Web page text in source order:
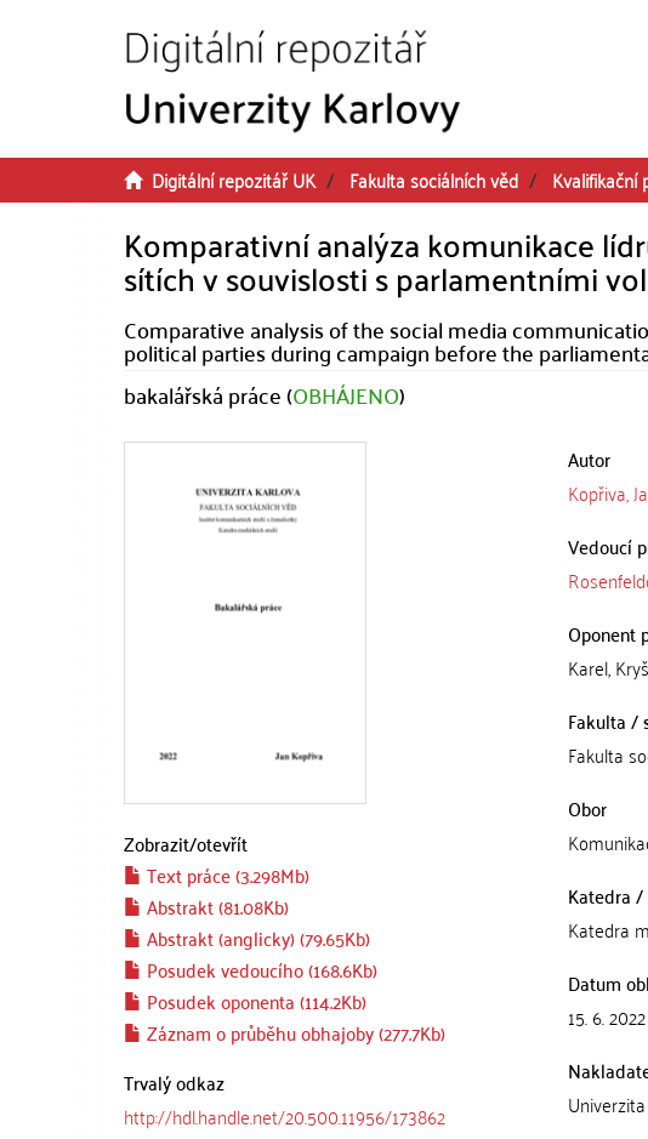
Digitální repozitář UK Fakulta sociálních věd Kvalifikační
Komparativní analýza komunikace
sítích v souvislosti s parlamentními
Comparative analysis of the social media
political parties during campaign before the
bakalářská práce (OBHÁJENO)
Zobrazit/otevřít
Text práce (3.298Mb)
Abstrakt (81.08Kb)
Abstrakt (anglicky) (79.65Kb)
Posudek vedoucího (168.6Kb)
Posudek oponenta (114.2Kb)
Záznam o průběhu obhajoby (277.7Kb)
Trvalý odkaz
http://hdl.handle.net/20.500.11956/173862
Autor
Kopřiva,
Vedoucí
Oponent
Karel,
Fakulta /
Fakulta
Obor
Katedra
Katedra
Datum
15. 6. 2022